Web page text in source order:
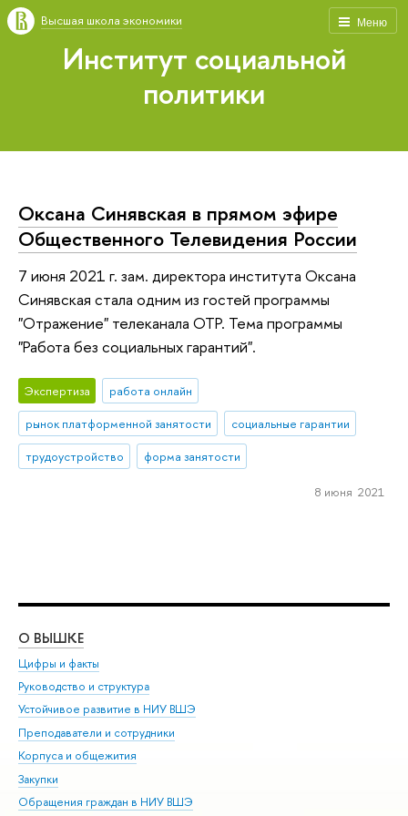
Меню
Высшая школа экономики
Институт социальной
политики
Оксана Синявская в прямом эфире
Общественного Телевидения России
7 июня 2021 г. зам. директора института Оксана
Синявская стала одним из гостей программы
"Отражение" телеканала ОТР. Тема программы
"Работа без социальных гарантий".
Экспертиза
работа онлайн
рынок платформенной занятости
социальные гарантии
трудоустройство
форма занятости
8 июня 2021
О ВЫШКЕ
Цифры и факты
Руководство и структура
Устойчивое развитие в НИУ ВШЭ
Преподаватели и сотрудники
Корпуса и общежития
Закупки
Обращения граждан в НИУ ВШЭ